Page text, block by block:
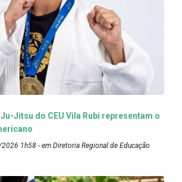
Jitsu do CEU Vila Rubi representam o
1h58 - em Diretoria Regional de Educação